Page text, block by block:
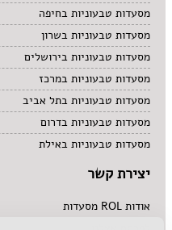
מסעדות טבעוניות בחיפה
מסעדות טבעוניות בשרון
מסעדות טבעוניות בירושלים
מסעדות טבעוניות במרכז
מסעדות טבעוניות בתל אביב
מסעדות טבעוניות בדרום
מסעדות טבעוניות באילת
יצירת קשר
אודות ROL מסעדות